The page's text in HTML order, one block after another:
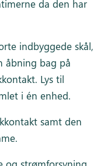
da den har
indbyggede skål,
åbning bag på
Lys til
i én enhed.
samt den